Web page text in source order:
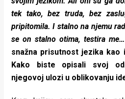
tek tako, bez truda, bez
pripitomila. I stalno na njemu
se on stalno otima, testira me…
snažna prisutnost jezika
Kako biste opisali svoj
njegovoj ulozi u oblikovanju